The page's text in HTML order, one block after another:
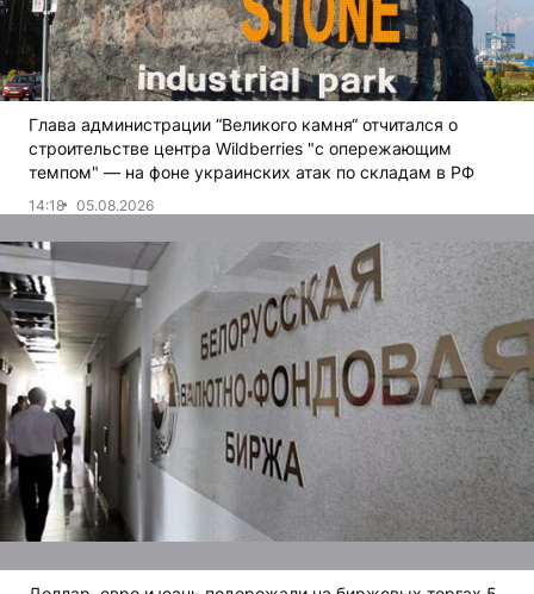
Глава администрации “Великого камня“ отчитался о
строительстве центра Wildberries "с опережающим
темпом" — на фоне украинских атак по складам в РФ
14:18 05.08.2026